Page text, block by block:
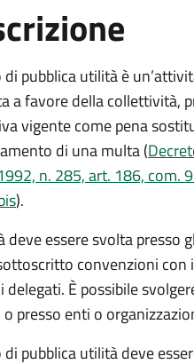
di pubblica utilità è
a favore della collettività,
vigente come pena
di una multa (
n. 285, art. 186, com.
).
deve essere svolta presso
convenzioni con
delegati. È possibile
presso enti o
di pubblica utilità deve